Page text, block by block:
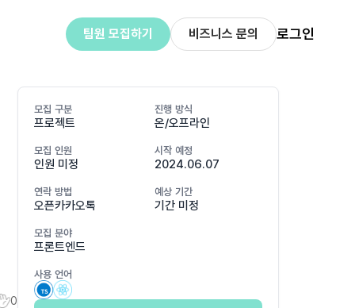
팀원 모집하기 비즈니스 문의 로그인
0
모집 구분
프로젝트
진행 방식
온/오프라인
모집 인원
인원 미정
시작 예정
2024.06.07
연락 방법
오픈카카오톡
예상 기간
기간 미정
모집 분야
프론트엔드
사용 언어